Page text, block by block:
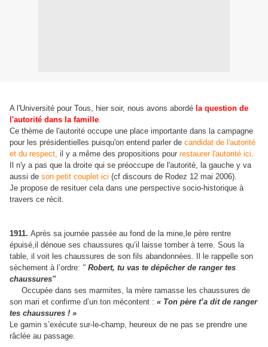
A l'Université pour Tous, hier soir, nous avons abordé la question de
l'autorité dans la famille.
Ce thème de l'autorité occupe une place importante dans la campagne
pour les présidentielles puisqu'on entend parler de candidat de l'autorité
et du respect, il y a même des propositions pour restaurer l'autorité ici.
Il n'y a pas que la droite qui se préoccupe de l'autorité, la gauche y va
aussi de son petit couplet ici (cf discours de Rodez 12 mai 2006).
Je propose de resituer cela dans une perspective socio-historique à
travers ce récit.
1911. Après sajournée passée au fond de la mine, le père rentre
épuisé,il dénoue ses chaussures qu’il laisse tomber à terre. Sous la
table, il voit les chaussures de son fils abandonnées. Il le rappelle son
sèchement à l’ordre: " Robert, tu vas te dépêcher de ranger tes
chaussures"
Occupée dans ses marmites, la mère ramasse les chaussures de
son mari et confirme d’un ton mécontent : « Ton père t’a dit de ranger
tes chaussures ! »
Le gamin s’exécute sur-le-champ, heureux de ne pas se prendre une
râclée au passage.